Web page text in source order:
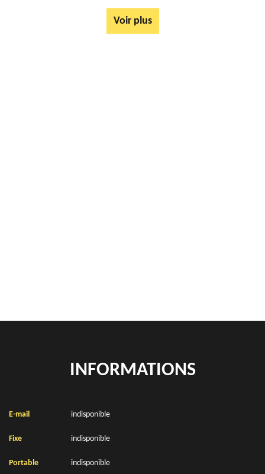
Voir plus
INFORMATIONS
E-mail indisponible
Fixe indisponible
Portable indisponible